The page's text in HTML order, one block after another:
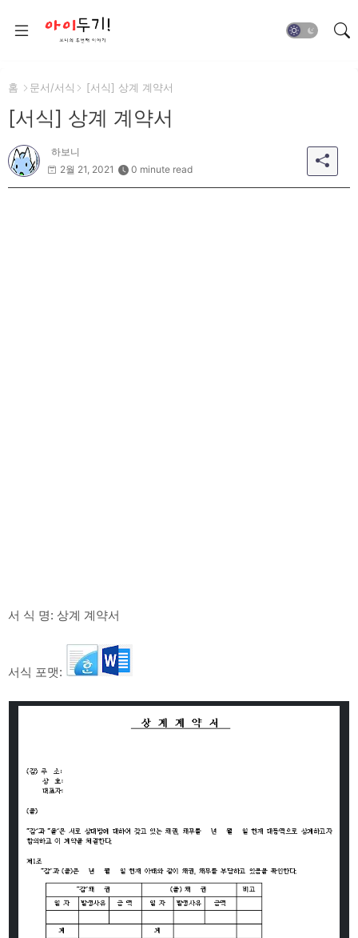
홈 문서/서식 [서식] 상계 계약서
[서식] 상계 계약서
하보니
2월 21, 2021
0 minute read
서 식 명: 상계 계약서
서식 포맷: